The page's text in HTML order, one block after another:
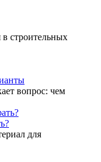
строительных
вопрос: чем
для